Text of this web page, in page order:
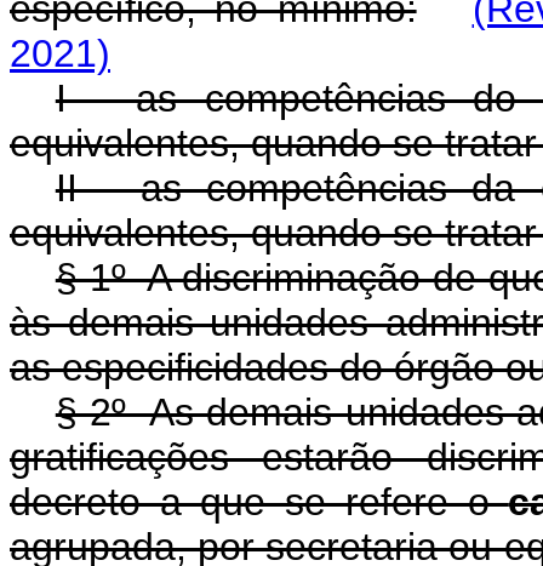
2021)
I - as competências do
equivalentes, quando se
II - as competências da
equivalentes, quando se
§ 1º A discriminação de
às demais unidades
as especificidades do órgão
§ 2º As demais unidades
gratificações estarão
decreto a que se refere o
agrupada, por secretaria ou